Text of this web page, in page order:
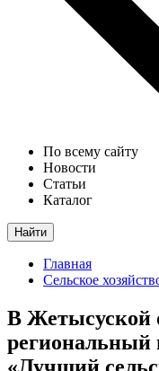
По всему сайту
Новости
Статьи
Каталог
Найти
Главная
Сельское
В Жетысуской
региональный
«Лучший